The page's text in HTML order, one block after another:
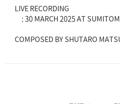
LIVE RECORDING
: 30 MARCH 2025 AT
COMPOSED BY SHUTARO